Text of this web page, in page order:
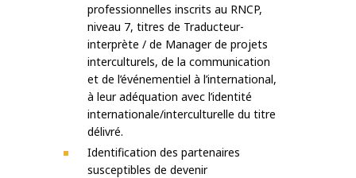
professionnelles inscrits au RNCP,
niveau 7, titres de Traducteur-
interprète / de Manager de projets
interculturels, de la communication
et de l’événementiel à l’international,
à leur adéquation avec l’identité
internationale/interculturelle du titre
délivré.
Identification des partenaires
susceptibles de devenir